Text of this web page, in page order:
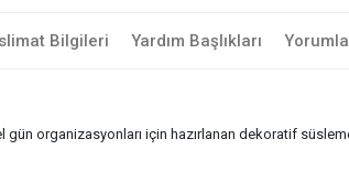
Bilgileri Yardım Başlıkları
organizasyonları için hazırlanan dekoratif